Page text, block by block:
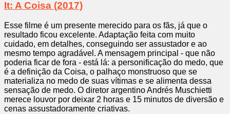
It: A Coisa (2017)
Esse filme é um presente merecido para os fãs, já que o
resultado ficou excelente. Adaptação feita com muito
cuidado, em detalhes, conseguindo ser assustador e ao
mesmo tempo agradável. A mensagem principal - que não
poderia ficar de fora - está lá: a personificação do medo, que
é a definição da Coisa, o palhaço monstruoso que se
materializa no medo de suas vítimas e se alimenta dessa
sensação de medo. O diretor argentino Andrés Muschietti
merece louvor por deixar 2 horas e 15 minutos de diversão e
cenas assustadoramente criativas.